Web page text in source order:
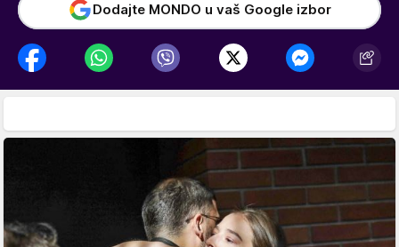
Dodajte MONDO u vaš Google izbor